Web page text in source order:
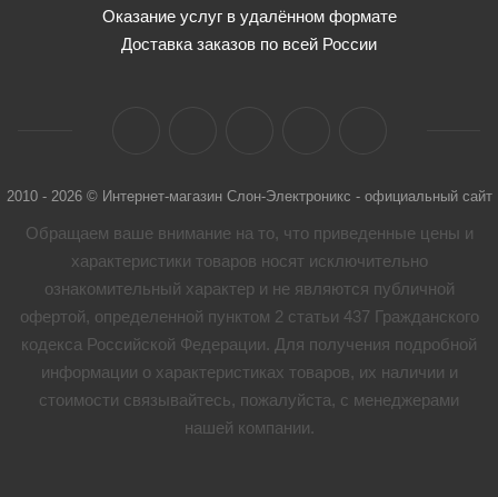
Оказание услуг в удалённом формате
Доставка заказов по всей России
2010 - 2026 © Интернет-магазин Слон-Электроникс - официальный сайт
Обращаем ваше внимание на то, что приведенные цены и
характеристики товaров носят исключительно
ознакомительный характер и не являются публичной
офертой, определенной пунктом 2 статьи 437 Гражданского
кодекса Российской Федерации. Для получения подробной
информации о характеристиках товaров, их наличии и
стоимости связывайтесь, пожалуйста, с менеджерами
нашей компании.